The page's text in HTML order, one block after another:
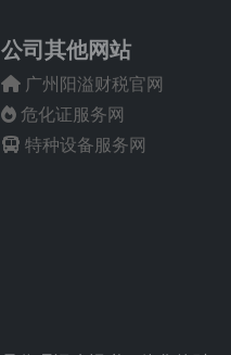
公司其他网站
广州阳溢财税官网
危化证服务网
特种设备服务网